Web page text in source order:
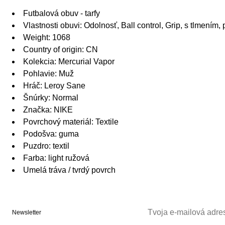
Futbalová obuv - tarfy
Vlastnosti obuvi: Odolnosť, Ball control, Grip, s tlmením,
Weight: 1068
Country of origin: CN
Kolekcia: Mercurial Vapor
Pohlavie: Muž
Hráč: Leroy Sane
Šnúrky: Normal
Značka: NIKE
Povrchový materiál: Textile
Podošva: guma
Puzdro: textil
Farba: light ružová
Umelá tráva / tvrdý povrch
Newsletter